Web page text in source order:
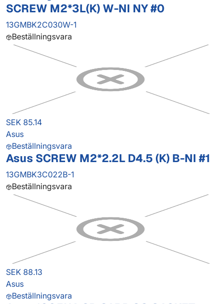
SCREW M2*3L(K) W-NI NY #0
13GMBK2C030W-1
Beställningsvara
SEK 85.14
Asus
Beställningsvara
Asus SCREW M2*2.2L D4.5 (K) B-NI #1
13GMBK3C022B-1
Beställningsvara
SEK 88.13
Asus
Beställningsvara